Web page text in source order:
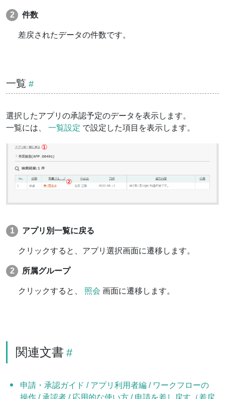
件数
差戻されたデータの件数です。
一覧
選択したアプリの承認予定のデータを表示します。
一覧には、 一覧設定 で設定した項目を表示します。
アプリ別一覧に戻る
クリックすると、アプリ選択画面に遷移します。
所属グループ
クリックすると、 照会 画面に遷移します。
関連文書
申請・承認ガイド / アプリ利用者編 / ワークフローの
操作 / 承認者 / 応用的な使い方 / 申請を差し戻す（差戻